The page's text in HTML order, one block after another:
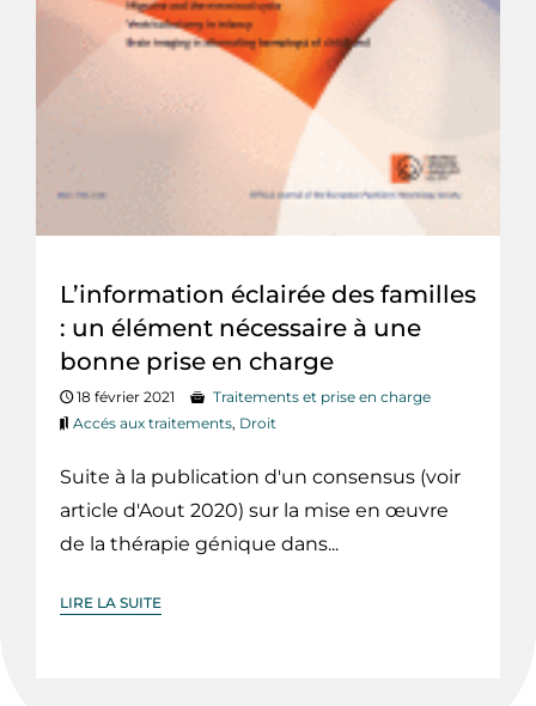
L’information éclairée des familles
: un élément nécessaire à une
bonne prise en charge
18 février 2021
Traitements et prise en charge
Accés aux traitements, Droit
Suite à la publication d'un consensus (voir
article d'Aout 2020) sur la mise en œuvre
de la thérapie génique dans...
LIRE LA SUITE